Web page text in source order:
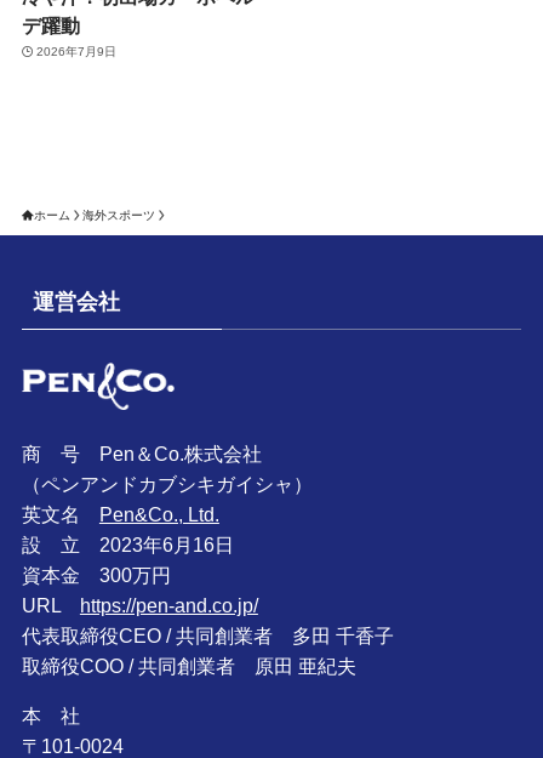
デ躍動
2026年7月9日
ホーム 海外スポーツ
運営会社
商 号 Pen＆Co.株式会社
（ペンアンドカブシキガイシャ）
英文名 Pen&Co., Ltd.
設 立 2023年6月16日
資本金 300万円
URL https://pen-and.co.jp/
代表取締役CEO / 共同創業者 多田 千香子
取締役COO / 共同創業者 原田 亜紀夫
本 社
〒101-0024